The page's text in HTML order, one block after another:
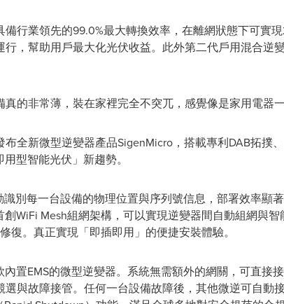
行業領先的99.0%最大轉換效率，在離網狀態下可實
，幫助用戶最大化光伏收益。此外第二代戶用混合逆
的非常薄，裝在家裡完全不突兀，感覺像是家用電器一
全新微型逆變器產品SigenMicro，搭載專利DAB拓撲
型智能光伏」新趨勢。
別每一台設備的物理位置與序列號信息，部署效率顯
WiFi Mesh組網架構，可以實現逆變器間自動組網與
復。真正實現「即插即用」的便捷安裝體驗。
置EMS的微型逆變器。系統無需額外的網關，可直接
與故障接管。任何一台設備故障後，其他微逆可自動